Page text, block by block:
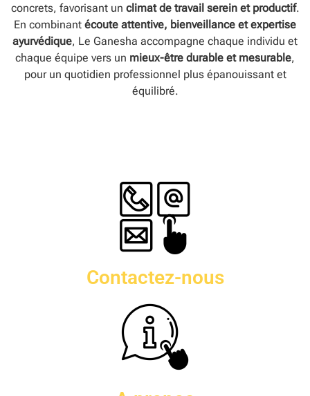
concrets, favorisant un climat de travail serein et productif.
En combinant écoute attentive, bienveillance et expertise
ayurvédique, Le Ganesha accompagne chaque individu et
chaque équipe vers un mieux-être durable et mesurable,
pour un quotidien professionnel plus épanouissant et
équilibré.
Contactez-nous